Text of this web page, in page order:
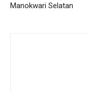
Manokwari Selatan